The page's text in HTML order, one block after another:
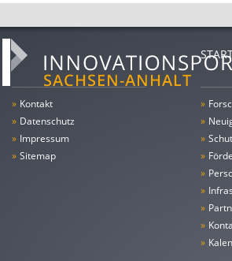
» Kontakt
» Datenschutz
» Impressum
» Sitemap
»
»
»
»
»
»
»
»
»